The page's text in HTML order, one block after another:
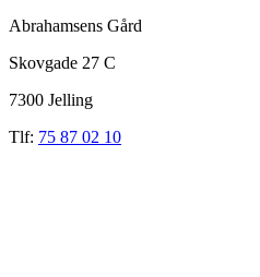
Abrahamsens Gård
Skovgade 27 C
7300 Jelling
Tlf: 75 87 02 10